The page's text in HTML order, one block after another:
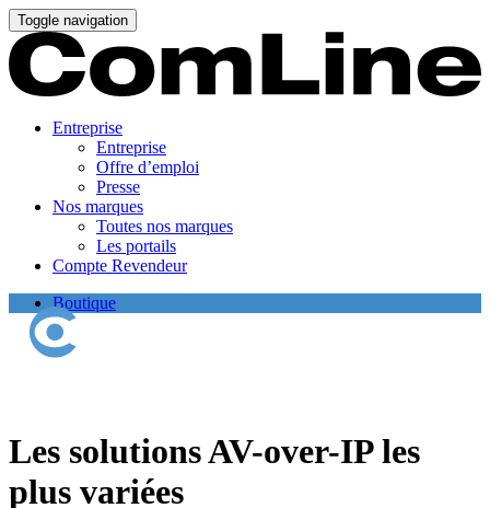
Toggle navigation
Entreprise
Entreprise
Offre d’emploi
Presse
Nos marques
Toutes nos marques
Les portails
Compte Revendeur
Boutique
Les solutions AV-over-IP les
plus variées